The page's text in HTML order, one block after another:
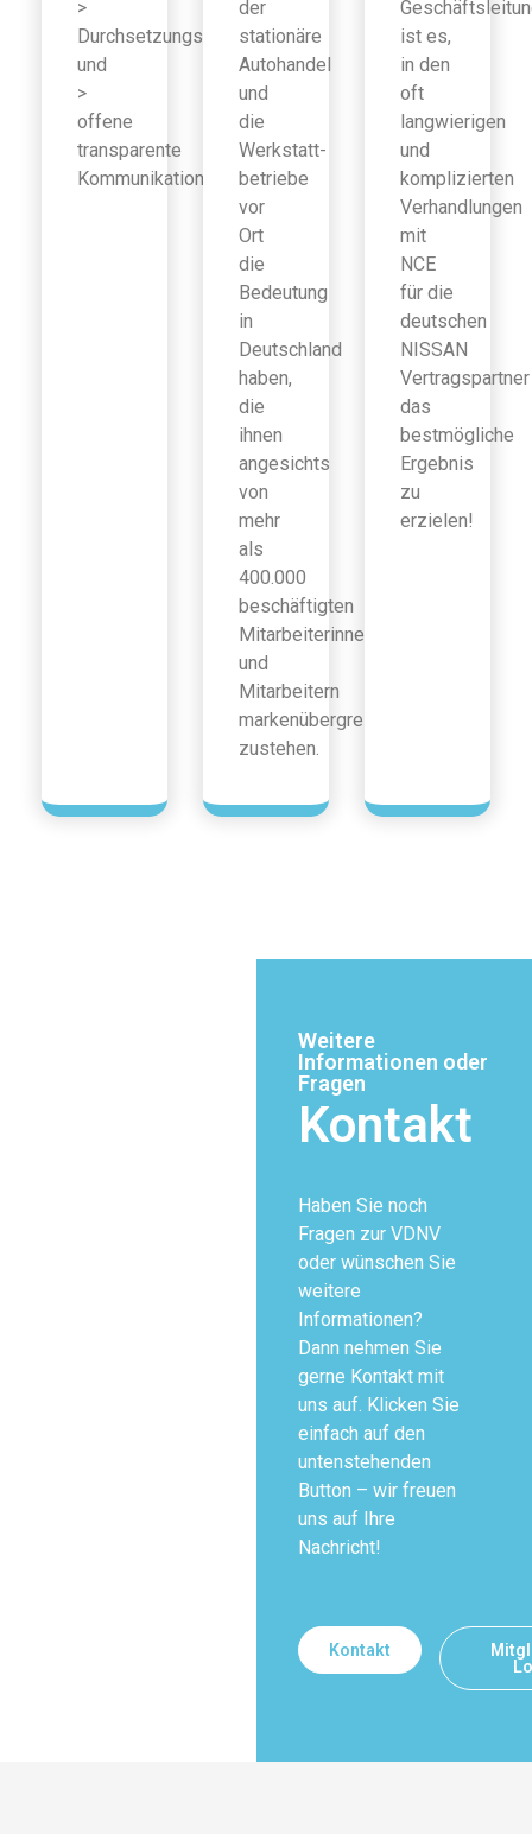
>
Durchsetzungsfähigkeit
und
>
offene
transparente
Kommunikation
der
stationäre
Autohandel
und
die
Werkstatt-
betriebe
vor
Ort
die
Bedeutung
in
Deutschland
haben,
die
ihnen
angesichts
von
mehr
als
400.000
beschäftigten
Mitarbeiterinnen
und
Mitarbeitern
markenübergreifend
zustehen.
ist es,
in den
oft
langwierigen
und
komplizierten
Verhandlungen
mit
NCE
für die
deutschen
NISSAN
Vertragspartner
das
bestmögliche
Ergebnis
zu
erzielen!
Weitere
Informationen oder
Fragen
Kontakt
Haben Sie noch
Fragen zur VDNV
oder wünschen Sie
weitere
Informationen?
Dann nehmen Sie
gerne Kontakt mit
uns auf. Klicken Sie
einfach auf den
untenstehenden
Button – wir freuen
uns auf Ihre
Nachricht!
Kontakt